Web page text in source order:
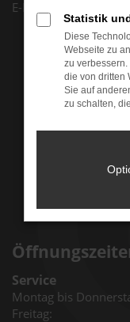
E-Mail: info@auto-
Service
Montag bis
Freitag:
Statistik
Diese
Webseite zu
zu
die von dritten
Sie auf
zu schalten,